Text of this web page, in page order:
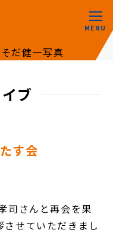
MENU
ブ
す会
司さんと再会を果
せていただきまし